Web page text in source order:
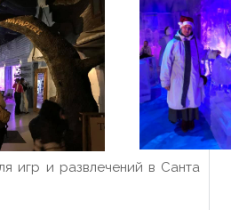
игр и развлечений в Санта